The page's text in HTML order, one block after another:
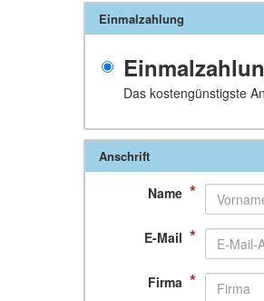
Einmalzahlung
Das kostengünstigste
Anschrift
Name *
E-Mail *
Firma *